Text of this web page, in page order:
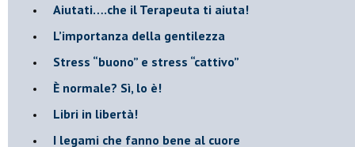
​Aiutati….che il Terapeuta ti aiuta!
​L’importanza della gentilezza
​Stress “buono” e stress “cattivo”
​È normale? Sì, lo è!
​Libri in libertà!
​I legami che fanno bene al cuore